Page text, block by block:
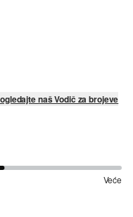
naš Vodič za brojeve
Veće